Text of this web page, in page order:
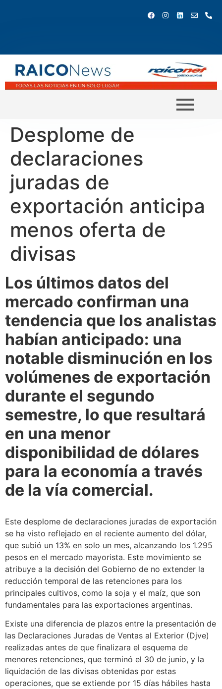
Desplome de
declaraciones
juradas de
exportación anticipa
menos oferta de
divisas
Los últimos datos del
mercado confirman una
tendencia que los analistas
habían anticipado: una
notable disminución en los
volúmenes de exportación
durante el segundo
semestre, lo que resultará
en una menor
disponibilidad de dólares
para la economía a través
de la vía comercial.
Este desplome de declaraciones juradas de exportación
se ha visto reflejado en el reciente aumento del dólar,
que subió un 13% en solo un mes, alcanzando los 1.295
pesos en el mercado mayorista. Este movimiento se
atribuye a la decisión del Gobierno de no extender la
reducción temporal de las retenciones para los
principales cultivos, como la soja y el maíz, que son
fundamentales para las exportaciones argentinas.
Existe una diferencia de plazos entre la presentación de
las Declaraciones Juradas de Ventas al Exterior (Djve)
realizadas antes de que finalizara el esquema de
menores retenciones, que terminó el 30 de junio, y la
liquidación de las divisas obtenidas por estas
operaciones, que se extiende por 15 días hábiles hasta